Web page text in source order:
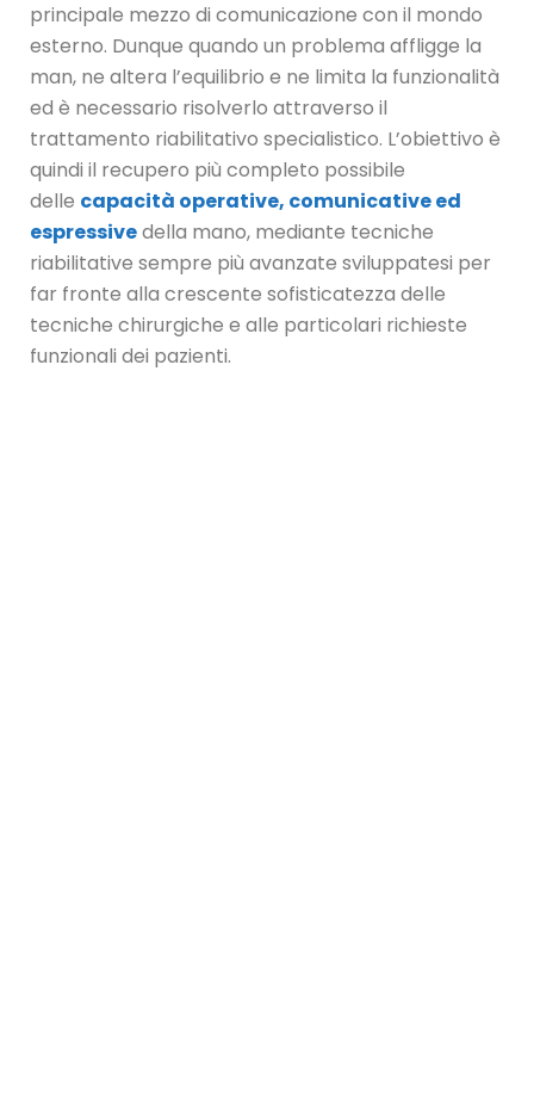
principale mezzo di comunicazione con il mondo
esterno. Dunque quando un problema affligge la
man, ne altera l’equilibrio e ne limita la funzionalità
ed è necessario risolverlo attraverso il
trattamento riabilitativo specialistico. L’obiettivo è
quindi il recupero più completo possibile
delle capacità operative, comunicative ed
espressivedella mano, mediante tecniche
riabilitative sempre più avanzate sviluppatesi per
far fronte alla crescente sofisticatezza delle
tecniche chirurgiche e alle particolari richieste
funzionali dei pazienti.